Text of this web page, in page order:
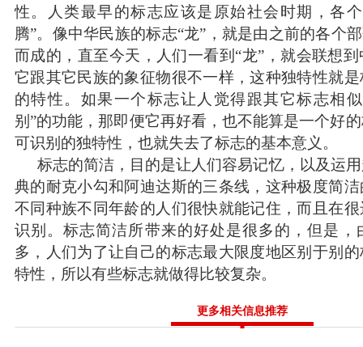
性。人类最早的标志应该是原始社会时期，各
腾”。像中华民族的标志“龙”，就是由之前的各个
而成的，直至今天，人们一看到“龙”，就会联想
它跟其它民族的象征物很不一样，这种独特性就
的特性。如果一个标志让人觉得跟其它标志相
别”的功能，那即便它再好看，也不能算是一个好
可识别的独特性，也就失去了标志的基本意义。
标志的简洁，目的是让人们容易记忆，以及运
典的耐克小勾和阿迪达斯的三条线，这种极度简
不同种族不同年龄的人们很快就能记住，而且在
识别。标志简洁所带来的好处是很多的，但是，
多，人们为了让自己的标志最大限度地区别于别
特性，所以有些标志就做得比较复杂。
更多相关信息推荐